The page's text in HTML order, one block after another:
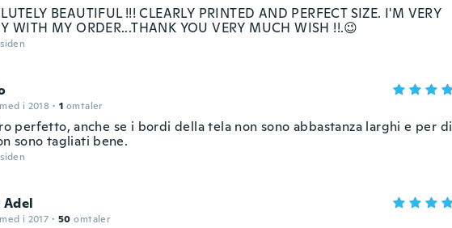
BEAUTIFUL !!! CLEARLY PRINTED AND PERFECT SIZE. I'M VERY
WITH MY ORDER...THANK YOU VERY MUCH WISH !!.😉
i 2018 · 1 omtaler
perfetto, anche se i bordi della tela non sono abbastanza larghi e per di
sono tagliati bene.
Adel
i 2017 · 50 omtaler